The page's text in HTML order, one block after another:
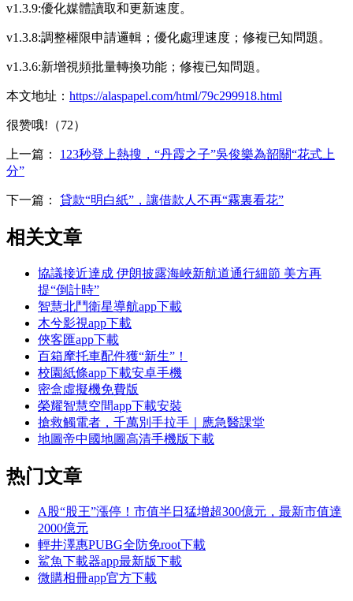
v1.3.9:優化媒體讀取和更新速度。
v1.3.8:調整權限申請邏輯；優化處理速度；修複已知問題。
v1.3.6:新增視頻批量轉換功能；修複已知問題。
本文地址： https://alaspapel.com/html/79c299918.html
很赞哦!（72）
上一篇： 123秒登上熱搜，“丹霞之子”吳俊樂為韶關“花式上
分”
下一篇： 貸款“明白紙”，讓借款人不再“霧裏看花”
相关文章
協議接近達成 伊朗披露海峽新航道通行細節 美方再
提“倒計時”
智慧北鬥衛星導航app下載
木兮影視app下載
俠客匯app下載
百箱摩托車配件獲“新生”！
校園紙條app下載安卓手機
密盒虛擬機免費版
榮耀智慧空間app下載安裝
搶救觸電者，千萬別手拉手｜應急醫課堂
地圖帝中國地圖高清手機版下載
热门文章
A股“股王”漲停！市值半日猛增超300億元，最新市值達
2000億元
輕井澤惠PUBG全防免root下載
鯊魚下載器app最新版下載
微購相冊app官方下載